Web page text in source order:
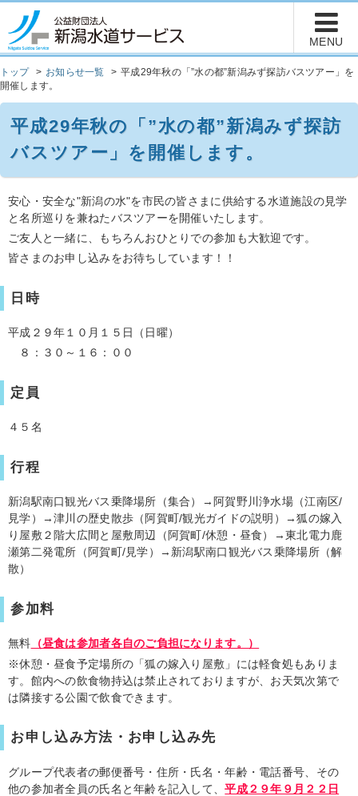
トップ お知らせ一覧
平成29年秋の「”水の都”新潟みず探訪バスツアー」を
開催します。
平成29年秋の「”水の都”新潟みず探訪
バスツアー」を開催します。
安心・安全な"新潟の水"を市民の皆さまに供給する水道施設の見学
と名所巡りを兼ねたバスツアーを開催いたします。
ご友人と一緒に、もちろんおひとりでの参加も大歓迎です。
皆さまのお申し込みをお待ちしています！！
日時
平成２９年１０月１５日（日曜）
８：３０～１６：００
定員
４５名
行程
新潟駅南口観光バス乗降場所（集合）→阿賀野川浄水場（江南区/
見学）→津川の歴史散歩 （阿賀町/観光ガイドの説明） →狐の嫁入
り屋敷２階大広間と屋敷周辺（阿賀町/休憩・昼食）→東北電力鹿
瀬第二発電所 （阿賀町/見学）→新潟駅南口観光バス乗降場所（解
散）
参加料
無料 （昼食は参加者各自のご負担になります。）
※休憩・昼食予定場所の「狐の嫁入り屋敷」には軽食処もありま
す。館内への飲食物持込は禁止されておりますが、お天気次第で
は隣接する公園で飲食できます。
お申し込み方法・お申し込み先
グループ代表者の郵便番号・住所・氏名・年齢・電話番号、その
他の参加者全員の氏名と年齢を記入して、平成２９年９月２２日